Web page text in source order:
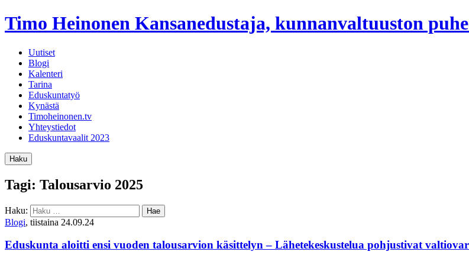
Timo Heinonen Kansanedustaja, kunnanvaltuuston
Uutiset
Blogi
Kalenteri
Tarina
Eduskuntatyö
Kynästä
Timoheinonen.tv
Yhteystiedot
Eduskuntavaalit 2023
Haku
Tagi: Talousarvio 2025
Haku:
Blogi, tiistaina 24.09.24
Eduskunta aloitti ensi vuoden talousarvion käsittelyn – Lähetekeskustelua pohjustivat